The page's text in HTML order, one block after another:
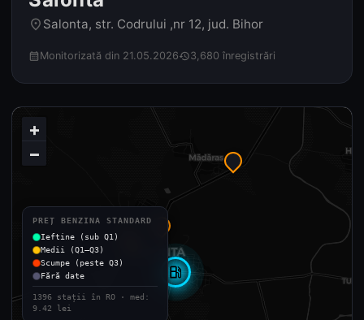
place Salonta, str. Codrului ,nr 12, jud. Bihor
calendar_month Monitorizată din 21.05.2026history3,680 înregistrări
local_gas_station
+
−
PREȚ BENZINA STANDARD
Ieftine (sub Q1)
Medii (Q1–Q3)
Scumpe (peste Q3)
Fără date
1396 stații în RO · med:
9.42 lei